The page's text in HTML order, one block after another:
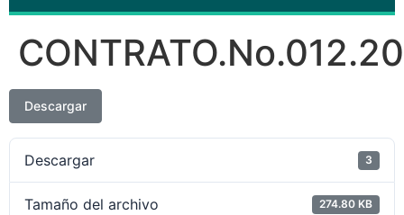
Descargar
Descargar 3
Tamaño del archivo 274.80 KB